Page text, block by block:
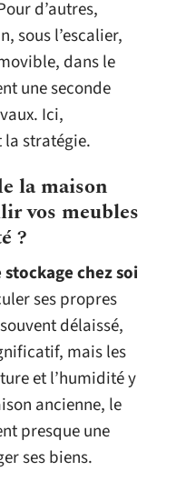
d’autres,
sous l’escalier,
dans le
une seconde
Ici,
stratégie.
la maison
vos meubles
?
stockage chez soi
ses propres
délaissé,
mais les
et l’humidité y
ancienne, le
presque une
ses biens.